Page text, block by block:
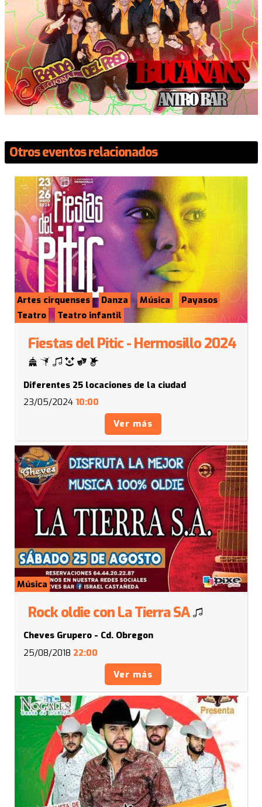
Otros eventos relacionados
Artes cirquenses Danza Música
Payasos
Teatro
Teatro infantil
Fiestas del Pitic - Hermosillo 2024
Diferentes 25 locaciones de la ciudad
23/05/2024 10:00
Ver más
Música
Rock oldie con La Tierra SA
Cheves Grupero - Cd. Obregon
25/08/2018 22:00
Ver más